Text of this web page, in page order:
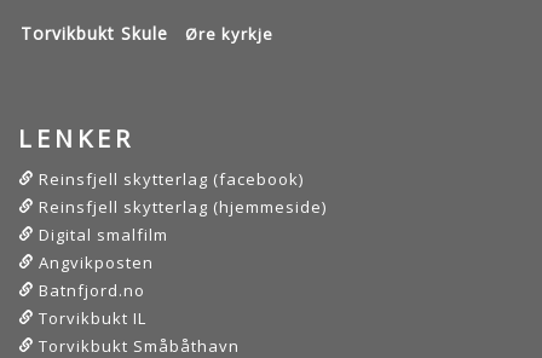
Torvikbukt Skule Øre kyrkje
LENKER
Reinsfjell skytterlag (facebook)
Reinsfjell skytterlag (hjemmeside)
Digital smalfilm
Angvikposten
Batnfjord.no
Torvikbukt IL
Torvikbukt Småbåthavn